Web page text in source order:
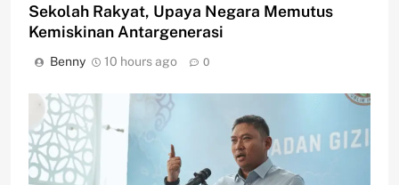
Sekolah Rakyat, Upaya Negara Memutus
Kemiskinan Antargenerasi
Benny 10 hours ago 0